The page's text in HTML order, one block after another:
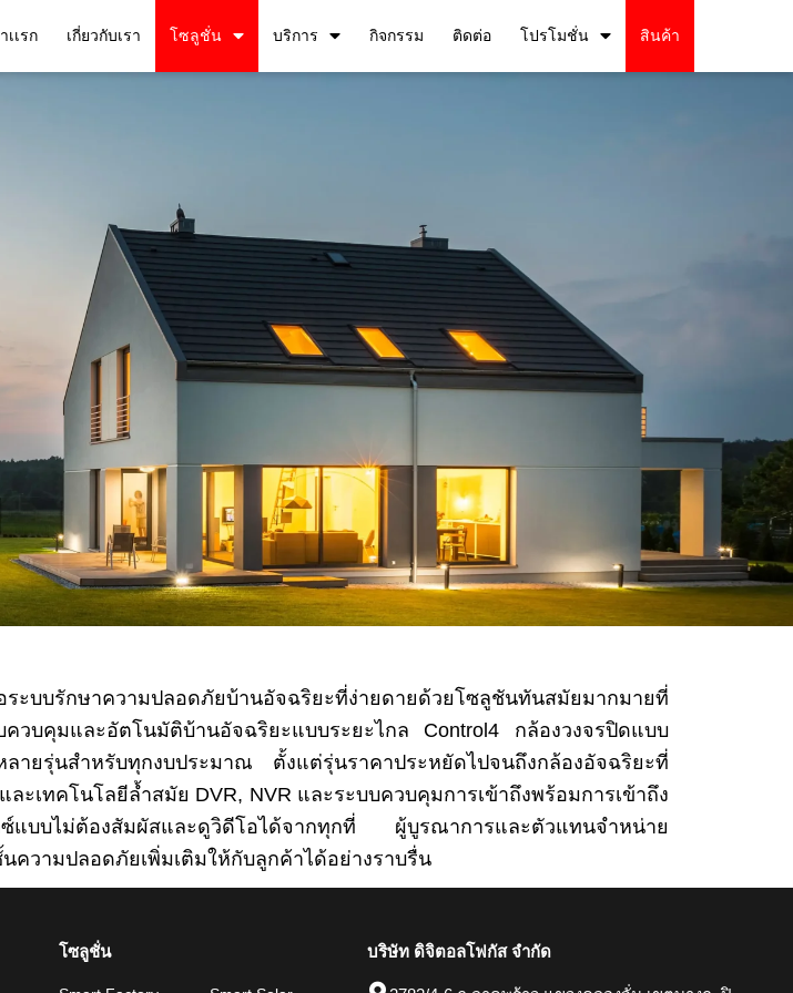
เเรก เกี่ยวกับเรา โซลูชั่น บริการ กิจกรรม ติดต่อ โปรโมชั่น สินค้า
ระบบรักษาความปลอดภัยบ้านอัจฉริยะที่ง่ายดายด้วยโซลูชันทันสมัยมากมายที่
ควบคุมและอัตโนมัติบ้านอัจฉริยะแบบระยะไกล Control4 กล้องวงจรปิดแบบ
ลายรุ่นสำหรับทุกงบประมาณ ตั้งแต่รุ่นราคาประหยัดไปจนถึงกล้องอัจฉริยะที่
ละเทคโนโลยีล้ำสมัย DVR, NVR และระบบควบคุมการเข้าถึงพร้อมการเข้าถึง
ซ์แบบไม่ต้องสัมผัสและดูวิดีโอได้จากทุกที่ ผู้บูรณาการและตัวแทนจำหน่าย
ความปลอดภัยเพิ่มเติมให้กับลูกค้าได้อย่างราบรื่น
โซลูชั่น บริษัท ดิจิตอลโฟกัส จำกัด